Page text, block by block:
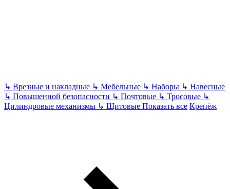
↳ Врезные и накладные ↳ Мебельные ↳ Наборы ↳ Навесные
↳ Повышенной безопасности ↳ Почтовые ↳ Тросовые ↳
Цилиндровые механизмы ↳ Щитовые Показать все Крепёж